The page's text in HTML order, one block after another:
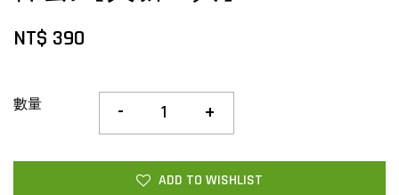
NT$ 390
數量 - +
ADD TO WISHLIST